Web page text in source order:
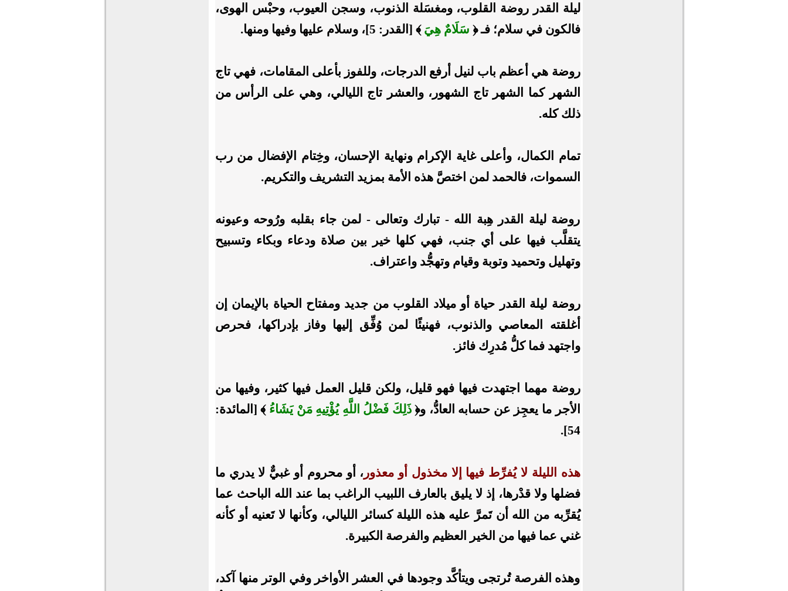
ليلة القدر روضة القلوب، ومغسَلة الذنوب، وسجن العيوب، وحبْس الهوى،
فالكون في سلام؛ فـ ﴿ سَلَامٌ هِيَ﴾ [القدر: 5]، وسلام عليها وفيها ومنها.
روضة هي أعظم باب لنيل أرفع الدرجات، وللفوز بأعلى المقامات، فهي تاج
الشهر كما الشهر تاج الشهور، والعشر تاج الليالي، وهي على الرأس من
ذلك كله.
تمام الكمال، وأعلى غاية الإكرام ونهاية الإحسان، وخِتام الإفضال من رب
السموات، فالحمد لمن اختصَّ هذه الأمة بمزيد التشريف والتكريم.
روضة ليلة القدر هِبة الله - تبارك وتعالى - لمن جاء بقلبه ورُوحه وعيونه
يتقلَّب فيها على أي جنب، فهي كلها خير بين صلاة ودعاء وبكاء وتسبيح
وتهليل وتحميد وتوبة وقيام وتهجُّد واعتراف.
روضة ليلة القدر حياة أو ميلاد القلوب من جديد ومفتاح الحياة بالإيمان إن
أغلقته المعاصي والذنوب، فهنيئًا لمن وُفِّق إليها وفاز بإدراكها، فحرص
واجتهد فما كلُّ مُدرِك فائز.
روضة مهما اجتهدت فيها فهو قليل، ولكن قليل العمل فيها كثير، وفيها من
الأجر ما يعجِز عن حسابه العادُّ، و﴿ذَلِكَ فَضْلُ اللَّهِ يُؤْتِيهِ مَنْ يَشَاءُ ﴾ [المائدة:
54].
هذه الليلة لا يُفرِّط فيها إلا مخذول أو معذور ، أو محروم أو غبيٌّ لا يدري ما
فضلها ولا قدْرها، إذ لا يليق بالعارف اللبيب الراغب بما عند الله الباحث عما
يُقرِّبه من الله أن تَمرَّ عليه هذه الليلة كسائر الليالي، وكأنها لا تَعنيه أو كأنه
غني عما فيها من الخير العظيم والفرصة الكبيرة.
وهذه الفرصة تُرتجى ويتأكَّد وجودها في العشر الأواخر وفي الوتر منها آكد،